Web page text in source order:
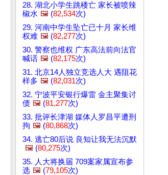
28. 湖北小学生跳楼亡 家长被喷辣
椒水 🖼️ (82,534次)
29. 河南中学生坠亡已十月 家长维
权难 🖼️ (82,277次)
30. 警察也维权 广东高法前向法官
喊话 🖼️ (82,175次)
31. 北京14人独立竞选人大 遇阻花
样多 🖼️ (82,031次)
32. 宁波平安银行爆雷 金主聚集讨
债 🖼️ (81,277次)
33. 批评长津湖 媒体人罗昌平遭刑
拘 🖼️ (80,868次)
34. 逃亡80后说 良知让我无法沉默
🖼️ (80,275次)
35. 人大将换届 709案家属宣布参
选 🖼️ (79,105次)